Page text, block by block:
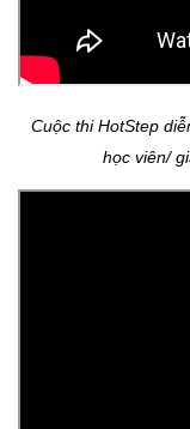
Cuộc thi HotStep
học viên/